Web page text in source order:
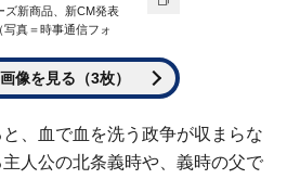
ズ新商品、新CM発表
真＝時事通信フォ
像を見る（3枚）
、血で血を洗う政争が収まらな
人公の北条義時や、義時の父で